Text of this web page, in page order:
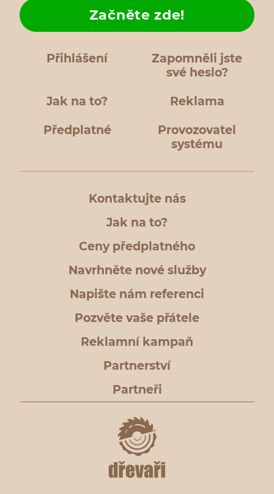
Přihlášení
Zapomněli jste
své heslo?
Jak na to?
Začněte zde!
Reklama
Předplatné
Provozovatel
systému
Kontaktujte nás
Jak na to?
Ceny předplatného
Navrhněte nové služby
Napište nám referenci
Pozvěte vaše přátele
Reklamní kampaň
Partnerství
Partneři